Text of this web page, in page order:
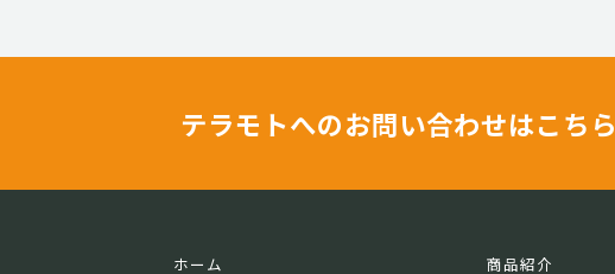
テラモトへのお問い合わせはこちら
ホーム 商品紹介